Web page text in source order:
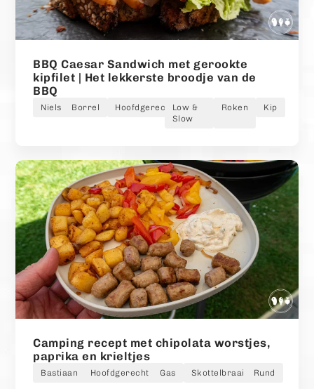
BBQ Caesar Sandwich met gerookte
kipfilet | Het lekkerste broodje van de
BBQ
Niels Borrel HoofdgerechtLow &
Slow
Roken Kip
Camping recept met chipolata worstjes,
paprika en krieltjes
Bastiaan Hoofdgerecht Gas Skottelbraai Rund